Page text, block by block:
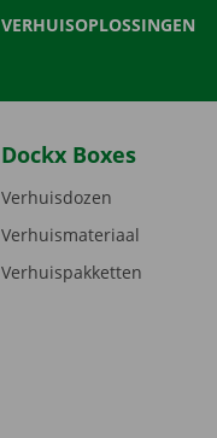
VERHUISOPLOSSINGEN
Dockx Boxes
Verhuisdozen
Verhuismateriaal
Verhuispakketten